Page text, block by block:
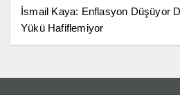
İsmail Kaya: Enflasyon Düşüyor
Yükü Hafiflemiyor